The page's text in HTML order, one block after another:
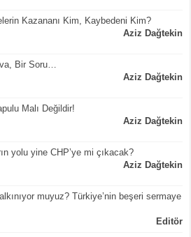
Kazananı Kim, Kaybedeni Kim?
Aziz Dağtekin
Bir Soru…
Aziz Dağtekin
Malı Değildir!
Aziz Dağtekin
yolu yine CHP’ye mi çıkacak?
Aziz Dağtekin
muyuz? Türkiye’nin beşeri sermaye
Editör